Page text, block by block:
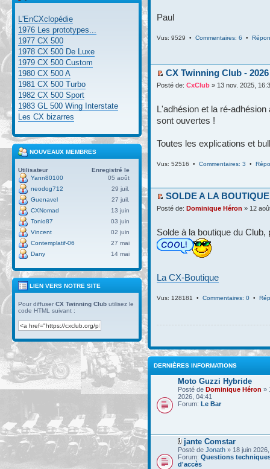
L'EnCXclopédie
1976 Les prototypes...
1977 CX 500
1978 CX 500 De Luxe
1979 CX 500 Custom
1980 CX 500 A
1981 CX 500 Turbo
1982 CX 500 Sport
1983 GL 500 Wing Interstate
Les CX bizarres
NOUVEAUX MEMBRES
Utilisateur
Enregistré le
Yann80100
05 août
neodog712
29 juil.
Guenavel
27 juil.
CXNomad
13 juin
Tonio87
03 juin
Vincent
02 juin
Contemplatif-06
27 mai
Dany
14 mai
LIEN VERS NOTRE SITE
Pour diffuser CX Twinning Club utilisez le
code HTML suivant :
Paul
Vus: 9529 • Commentaires: 6 •
CX Twinning Club - 2026
Posté de: CxClub » 13 nov. 2025,
L'adhésion et la ré-
sont ouvertes !
Toutes les explications et
Vus: 52516 • Commentaires: 3 •
SOLDE A LA BOUTIQUE
Posté de: Dominique Héron » 12
Solde à la boutique du
La CX-Boutique
Vus: 128181 • Commentaires: 0 •
DERNIÈRES INFORMATIONS
Moto Guzzi Hybride
Posté de Dominique Héron »
2026, 04:41
Forum: Le Bar
jante Comstar
Posté de Jonath » 18 juin
Forum: Questions
d'accès